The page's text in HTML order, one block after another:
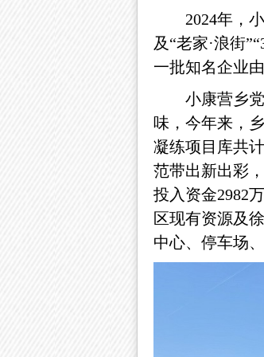
2024年，
及 “老家·浪街
一批知名企业
小康营乡
味， 今年来，
凝练项目库共
范带出新出彩
投入资金2982
区现有资源及
中心、停车场